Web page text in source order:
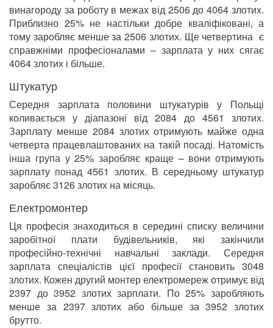
винагороду за роботу в межах від 2506 до 4064 злотих.
Приблизно 25% не настільки добре кваліфіковані, а
тому заробляє менше за 2506 злотих. Ще четвертина є
справжніми професіоналами – зарплата у них сягає
4064 злотих і більше.
Штукатур
Середня зарплата половини штукатурів у Польщі
коливається у діапазоні від 2084 до 4561 злотих.
Зарплату менше 2084 злотих отримують майже одна
четверта працевлаштованих на такій посаді. Натомість
інша група у 25% заробляє краще – вони отримують
зарплату понад 4561 злотих. В середньому штукатур
заробляє 3126 злотих на місяць.
Електромонтер
Ця професія знаходиться в середині списку величини
заробітної плати будівельників, які закінчили
професійно-технічні навчальні заклади. Середня
зарплата спеціалістів цієї професії становить 3048
злотих. Кожен другий монтер електромереж отримує від
2397 до 3952 злотих зарплати. По 25% заробляють
менше за 2397 злотих або більше за 3952 злотих
брутто.